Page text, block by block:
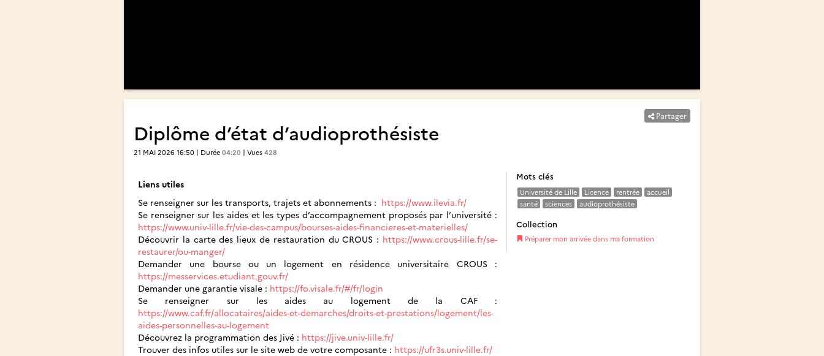
Partager
Diplôme d’état d’audioprothésiste
21 MAI 2026 16:50 | Durée 04:20 | Vues 428
Liens utiles
Se renseigner sur les transports, trajets et abonnements : https://www.ilevia.fr/
Se renseigner sur les aides et les types d’accompagnement proposés par l’université :
https://www.univ-lille.fr/vie-des-campus/bourses-aides-financieres-et-materielles/
Découvrir la carte des lieux de restauration du CROUS : https://www.crous-lille.fr/se-
restaurer/ou-manger/
Demander une bourse ou un logement en résidence universitaire CROUS :
https://messervices.etudiant.gouv.fr/
Demander une garantie visale : https://fo.visale.fr/#/fr/login
Se renseigner sur les aides au logement de la CAF :
https://www.caf.fr/allocataires/aides-et-demarches/droits-et-prestations/logement/les-
aides-personnelles-au-logement
Découvrez la programmation des Jivé : https://jive.univ-lille.fr/
Trouver des infos utiles sur le site web de votre composante : https://ufr3s.univ-lille.fr/
Mots clés
Université de Lille Licence rentrée
accueil
santé
sciences audioprothésiste
Collection
Préparer mon arrivée dans ma formation